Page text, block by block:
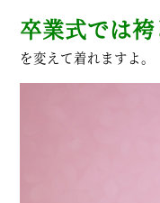
卒業式では
を変えて着れますよ。